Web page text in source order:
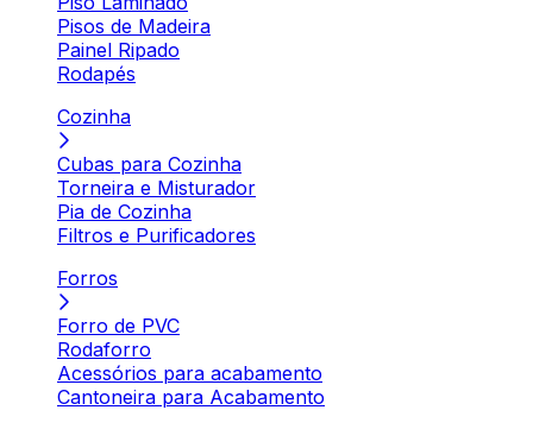
Pisos de Madeira
Painel Ripado
Rodapés
Cozinha
Cubas para Cozinha
Torneira e Misturador
Pia de Cozinha
Filtros e Purificadores
Forros
Forro de PVC
Rodaforro
Acessórios para acabamento
Cantoneira para Acabamento